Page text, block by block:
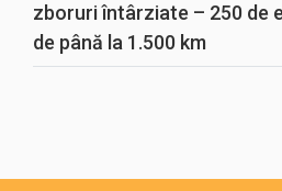
zboruri întârziate – 250 de
de până la 1.500 km